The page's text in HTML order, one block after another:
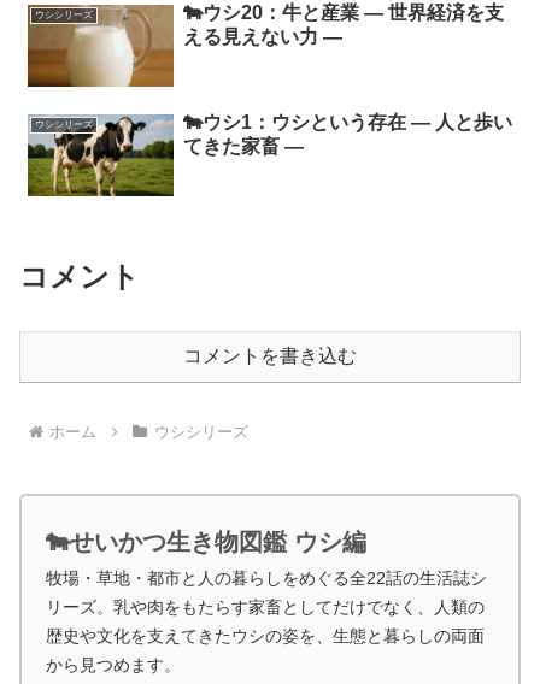
ウシシリーズ
🐄ウシ20：牛と産業 ― 世界経済を支
える見えない力 ―
ウシシリーズ
🐄ウシ1：ウシという存在 ― 人と歩い
てきた家畜 ―
コメント
コメントを書き込む
ホーム ウシシリーズ
🐄せいかつ生き物図鑑 ウシ編
牧場・草地・都市と人の暮らしをめぐる全22話の生活誌シ
リーズ。乳や肉をもたらす家畜としてだけでなく、人類の
歴史や文化を支えてきたウシの姿を、生態と暮らしの両面
から見つめます。